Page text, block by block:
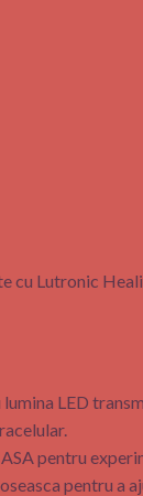
Lutronic
LED
pentru
pentru a